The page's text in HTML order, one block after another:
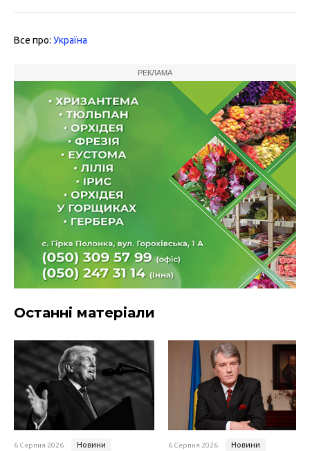
Все про: Україна
РЕКЛАМА
Останні матеріали
6 Серпня 2026 Новини 6 Серпня 2026 Новини